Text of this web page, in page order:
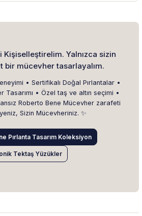
Yalnızca sizin
bir mücevher tasarlayalım.
• Sertifikalı Doğal Pırlantalar •
Tasarımı • Özel taş ve altın seçimi •
Roberto Bene Mücevher zarafeti
Sizin Mücevheriniz. ✨
Pırlanta Tasarım Koleksiyon
Tektaş Yüzükler